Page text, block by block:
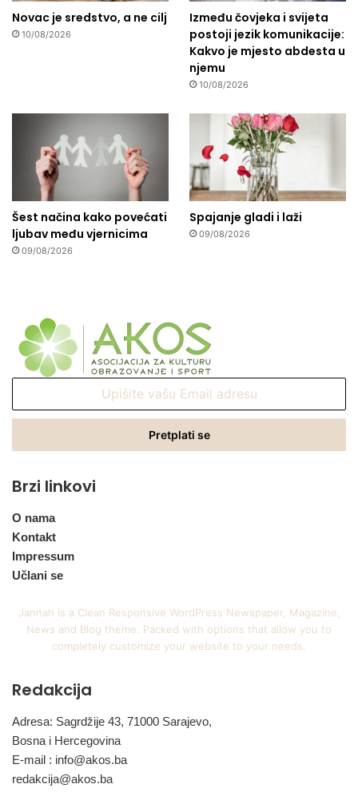
Novac je sredstvo, a ne cilj
10/08/2026
Između čovjeka i svijeta
postoji jezik komunikacije:
Kakvo je mjesto abdesta u
njemu
10/08/2026
Šest načina kako povećati
ljubav među vjernicima
09/08/2026
Spajanje gladi i laži
09/08/2026
Email
Brzi linkovi
O nama
Kontakt
Impressum
Učlani se
Jannah is a Clean Responsive WordPress Newspaper, Magazine,
News and Blog theme. Packed with options that allow you to
completely customize your website to your needs.
Redakcija
Adresa: Sagrdžije 43, 71000 Sarajevo,
Bosna i Hercegovina
E-mail : info@akos.ba
redakcija@akos.ba